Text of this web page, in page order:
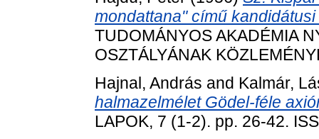
mondattana" című
TUDOMÁNYOS AKADÉMIA
OSZTÁLYÁNAK
Hajnal, András and Kalmár,
halmazelmélet Gödel-féle
LAPOK, 7 (1-2). pp. 26-42.